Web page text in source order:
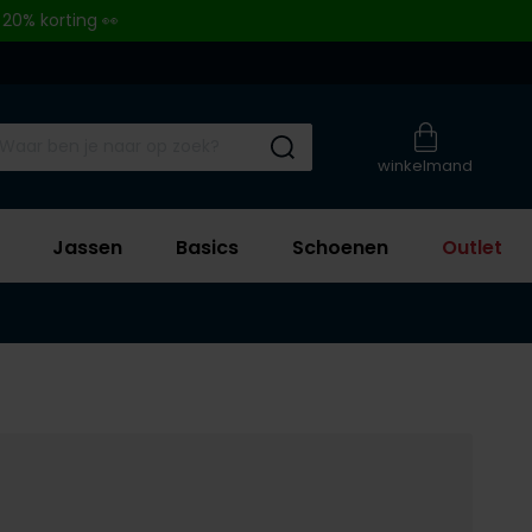
korting 👀
winkelmand
Submit search
Jassen Basics Schoenen Outlet